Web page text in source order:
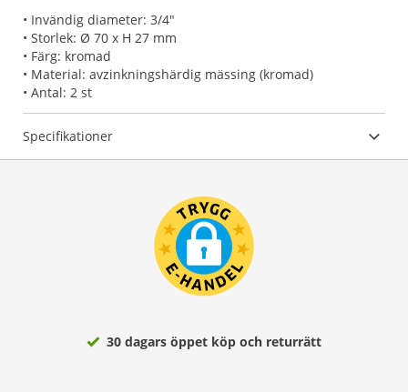
• Invändig diameter: 3/4"
• Storlek: Ø 70 x H 27 mm
• Färg: kromad
• Material: avzinkningshärdig mässing (kromad)
• Antal: 2 st
Specifikationer
30 dagars öppet köp och returrätt